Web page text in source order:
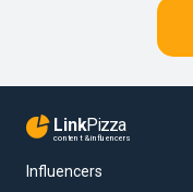
LinkPizza
content & influencers
Influencers